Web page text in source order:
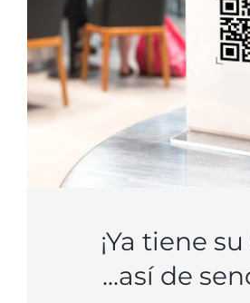
¡Ya tiene su
...así de